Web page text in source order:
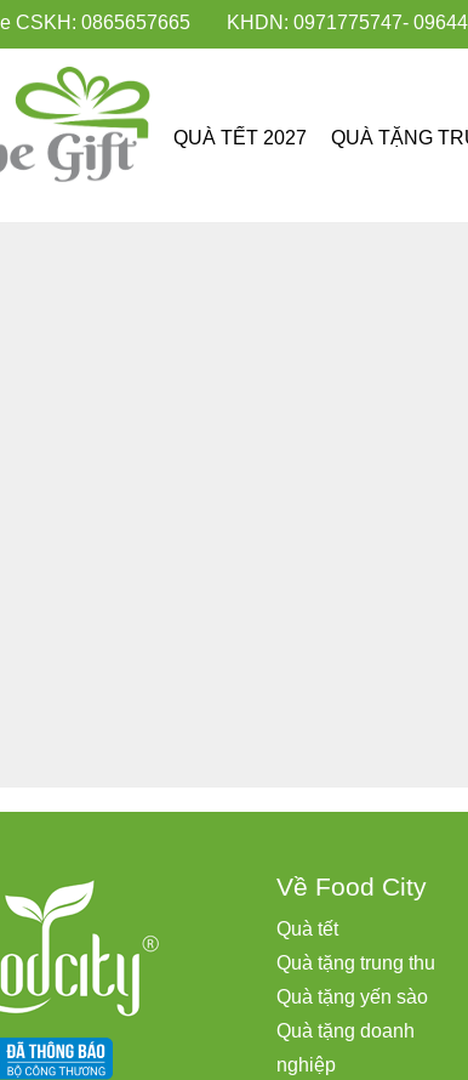
CSKH: 0865657665 KHDN: 0971775747-
QUÀ TẾT 2027 QUÀ TẶNG
Về Food City
Quà tết
Quà tặng trung thu
Quà tặng yến sào
Quà tặng doanh
nghiệp